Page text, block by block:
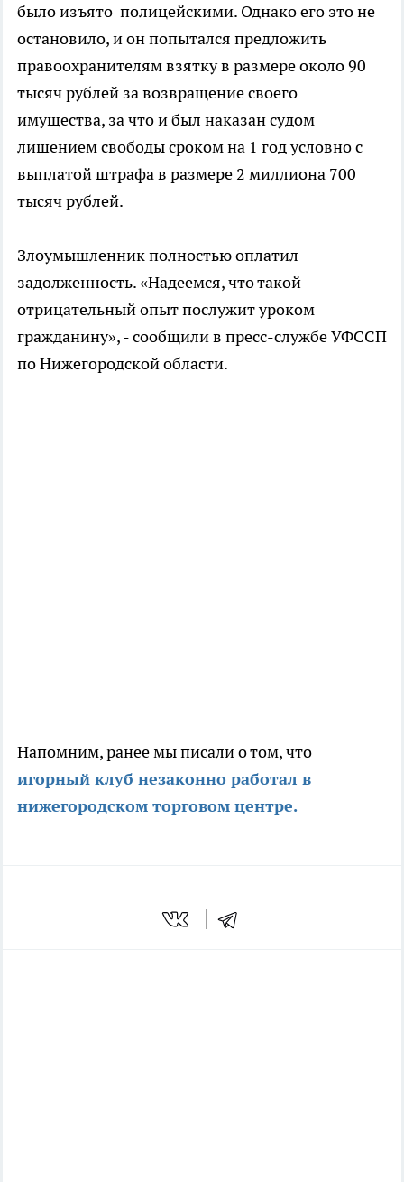
было изъято полицейскими. Однако его это не
остановило, и он попытался предложить
правоохранителям взятку в размере около 90
тысяч рублей за возвращение своего
имущества, за что и был наказан судом
лишением свободы сроком на 1 год условно с
выплатой штрафа в размере 2 миллиона 700
тысяч рублей.
Злоумышленник полностью оплатил
задолженность. «Надеемся, что такой
отрицательный опыт послужит уроком
гражданину», - сообщили в пресс-службе УФССП
по Нижегородской области.
Напомним, ранее мы писали о том, что
игорный клуб незаконно работал в
нижегородском торговом центре.